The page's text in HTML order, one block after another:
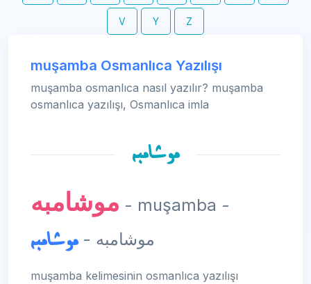
V Y Z
muşamba Osmanlıca Yazılışı
muşamba osmanlıca nasıl yazılır? muşamba
osmanlıca yazılışı, Osmanlıca imla
موشامبه
موشامبه - muşamba -
موشامبه -موشامبه
muşamba kelimesinin osmanlıca yazılışı